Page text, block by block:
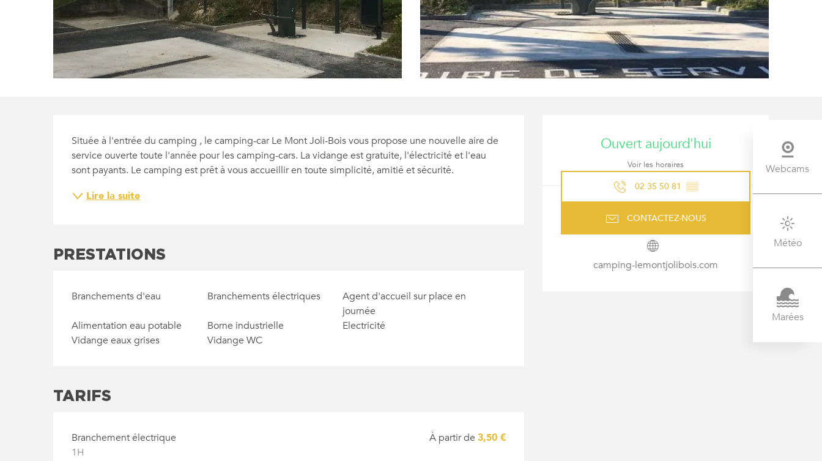
Webcams
Météo
Marées
Ouvert aujourd'hui
Voir les horaires
02 35 50 81 ▒▒
CONTACTEZ-NOUS
camping-lemontjolibois.com
Située à l'entrée du camping , le camping-car Le Mont Joli-Bois vous propose une nouvelle aire de
service ouverte toute l'année pour les camping-cars. La vidange est gratuite, l'électricité et l'eau
sont payants. Le camping est prêt à vous accueillir en toute simplicité, amitié et sécurité.
Lire la suite
PRESTATIONS
Branchements d'eau Branchements électriques
Agent d'accueil sur place en
journée
Alimentation eau potable
Borne industrielle
Electricité
Vidange eaux grises
Vidange WC
TARIFS
Branchement électrique
1H
À partir de3,50 €